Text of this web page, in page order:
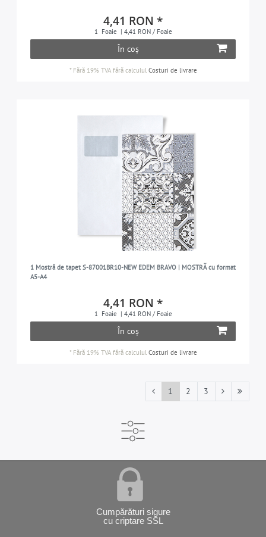
4,41 RON *
1 Foaie | 4,41 RON / Foaie
În coș
* Fără 19% TVAfără calculul Costuri de livrare
1 Mostră de tapet S-87001BR10-NEW EDEM BRAVO | MOSTRĂ cu format
A5-A4
4,41 RON *
1 Foaie | 4,41 RON / Foaie
În coș
* Fără 19% TVAfără calculul Costuri de livrare
1 2 3
Cumpărături sigure
cu criptare SSL